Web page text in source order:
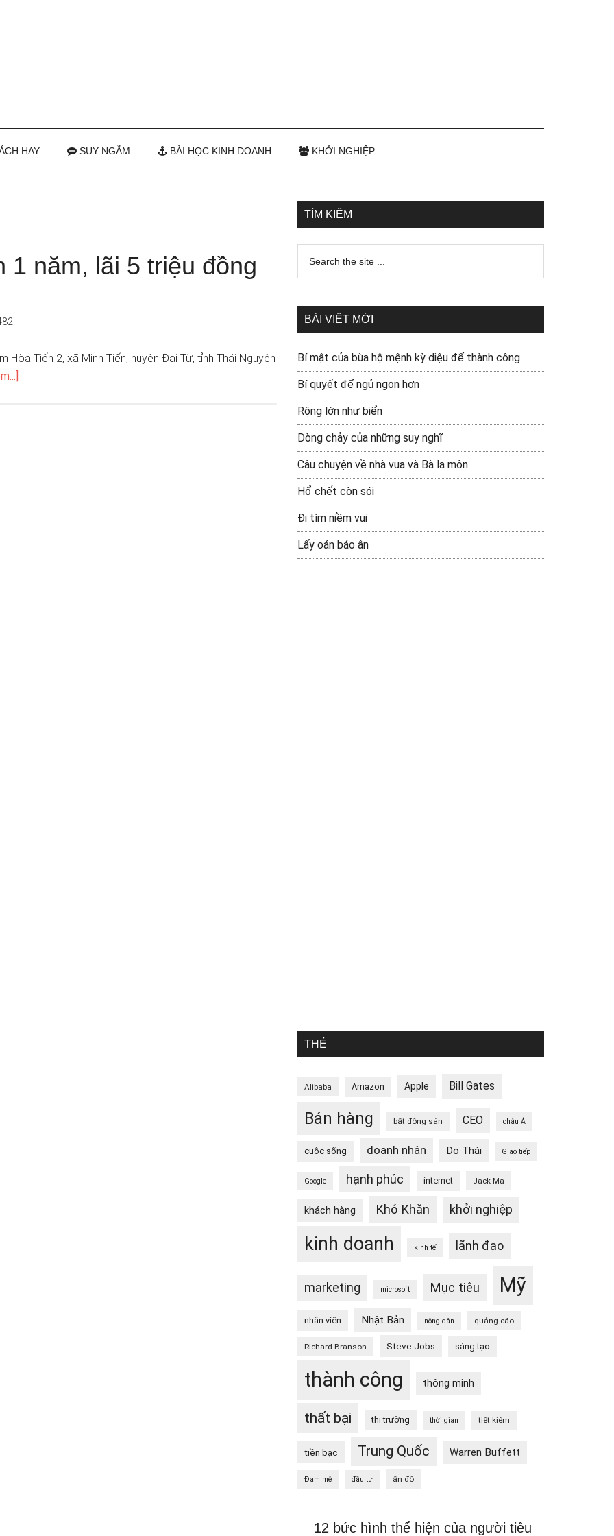
HAY SUY NGẪM BÀI HỌC KINH DOANH KHỞI NGHIỆP
1 năm, lãi 5 triệu đồng
Hòa Tiến 2, xã Minh Tiến, huyện Đại Từ, tỉnh Thái Nguyên
TÌM KIẾM
BÀI VIẾT MỚI
Bí mật của bùa hộ mệnh kỳ diệu để thành công
Bí quyết để ngủ ngon hơn
Rộng lớn như biển
Dòng chảy của những suy nghĩ
Câu chuyện về nhà vua và Bà la môn
Hổ chết còn sói
Đi tìm niềm vui
Lấy oán báo ân
THẺ
Alibaba Amazon Apple Bill Gates
Bán hàng bất động sản CEO châu Á
cuộc sống doanh nhân Do Thái Giao tiếp
Google hạnh phúc internet Jack Ma
khách hàng Khó Khăn khởi nghiệp
kinh doanh kinh tế lãnh đạo
marketing microsoft Mục tiêu Mỹ
nhân viên Nhật Bản nông dân quảng cáo
Richard Branson Steve Jobs sáng tạo
thành công thông minh
thất bại thị trường thời gian tiết kiệm
tiền bạc Trung Quốc Warren Buffett
Đam mê đầu tư ấn độ
12 bức hình thể hiện của người tiêu